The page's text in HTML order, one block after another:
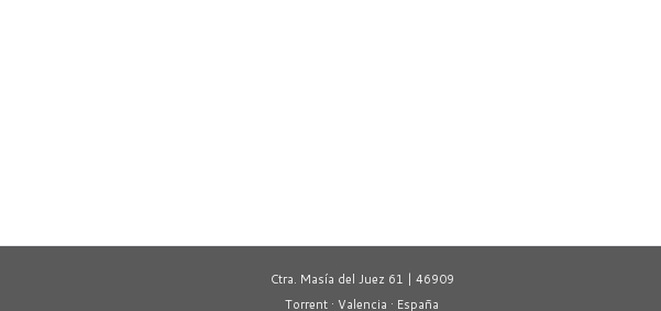
Ctra. Masía del Juez 61 | 46909
Torrent · Valencia · España